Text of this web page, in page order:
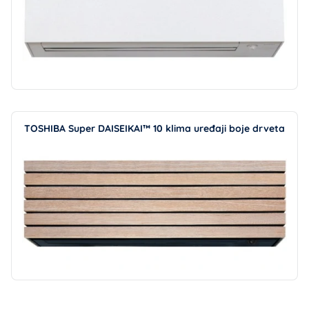
TOSHIBA Super DAISEIKAI™ 10 klima uređaji boje drveta